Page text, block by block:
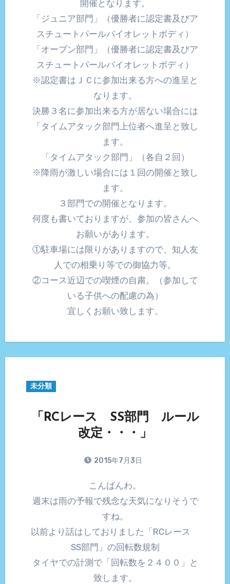
開催となります。
「ジュニア部門」（優勝者に認定書及びア
スチュートパールバイオレットボディ）
「オープン部門」（優勝者に認定書及びア
スチュートパールバイオレットボディ）
※認定書はＪＣに参加出来る方への進呈と
なります。
決勝３名に参加出来る方が居ない場合には
「タイムアタック部門上位者へ進呈と致し
ます。
「タイムアタック部門」（各自２回）
※降雨が激しい場合には１回の開催と致し
ます。
３部門での開催となります。
何度も書いておりますが、参加の皆さんへ
お願いがあります。
①駐車場には限りがありますので、知人友
人での相乗り等での御協力等。
②コース近辺での喫煙の自粛。（参加して
いる子供への配慮の為）
宜しくお願い致します。
未分類
「RCレース SS部門 ルール
改定・・・」
2015年7月3日
こんばんわ。
週末は雨の予報で残念な天気になりそうで
すね。
以前より話はしておりました「RCレース
SS部門」の回転数規制
タイヤでの計測で「回転数を２４００」と
致します。